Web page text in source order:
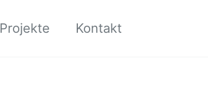
Projekte Kontakt